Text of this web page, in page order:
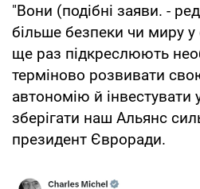
"Вони (подібні заяви. -
більше безпеки чи миру у
ще раз підкреслюють
терміново розвивати
автономію й інвестувати
зберігати наш Альянс
президент Євроради.